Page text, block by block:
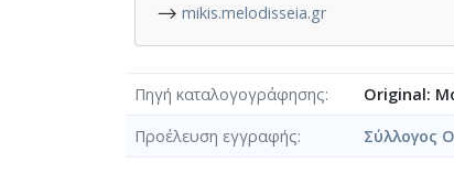
⟶mikis.melodisseia.gr
Πηγή καταλογογράφησης
Original:
Προέλευση εγγραφής
Σύλλογος